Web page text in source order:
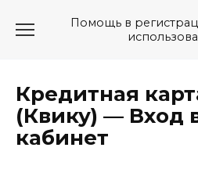
Помощь в
Кредитная
(Квику) — Вход
кабинет